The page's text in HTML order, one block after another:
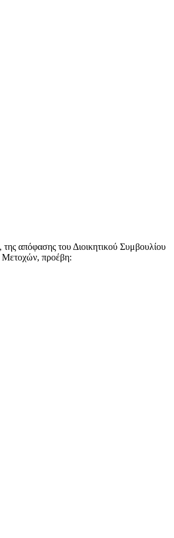
απόφασης του Διοικητικού Συμβουλίου
Μετοχών, προέβη: